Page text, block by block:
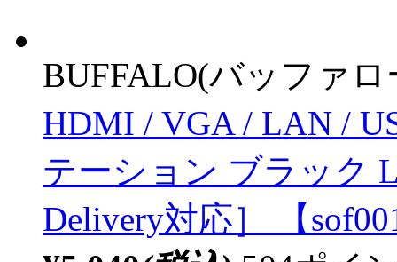
BUFFALO(バッファロ
HDMI / VGA / LAN /
テーション ブラック
Delivery対応］ 【